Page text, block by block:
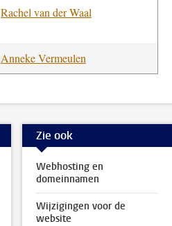
Rachel van der Waal
Anneke Vermeulen
Zie ook
Webhosting en
domeinnamen
Wijzigingen voor de
website